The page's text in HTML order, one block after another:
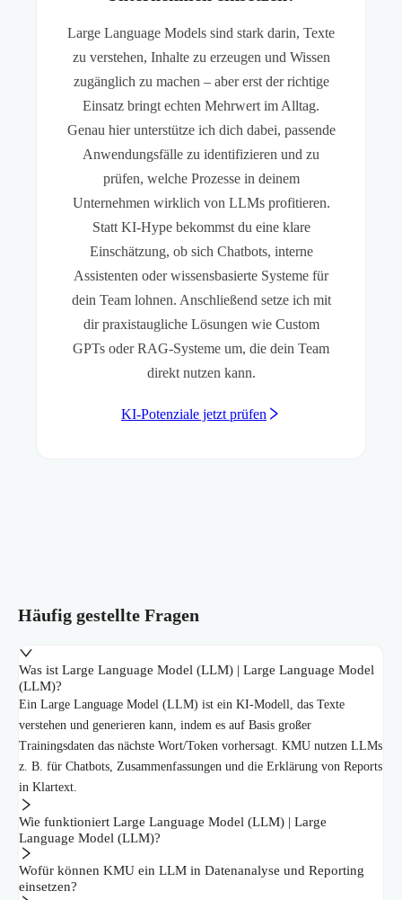
Large Language Models sind stark darin, Texte
zu verstehen, Inhalte zu erzeugen und Wissen
zugänglich zu machen – aber erst der richtige
Einsatz bringt echten Mehrwert im Alltag.
Genau hier unterstütze ich dich dabei, passende
Anwendungsfälle zu identifizieren und zu
prüfen, welche Prozesse in deinem
Unternehmen wirklich von LLMs profitieren.
Statt KI-Hype bekommst du eine klare
Einschätzung, ob sich Chatbots, interne
Assistenten oder wissensbasierte Systeme für
dein Team lohnen. Anschließend setze ich mit
dir praxistaugliche Lösungen wie Custom
GPTs oder RAG-Systeme um, die dein Team
direkt nutzen kann.
KI-Potenziale jetzt prüfen
Häufig gestellte Fragen
Was ist Large Language Model (LLM) | Large Language Model
(LLM)?
Ein Large Language Model (LLM) ist ein KI-Modell, das Texte
verstehen und generieren kann, indem es auf Basis großer
Trainingsdaten das nächste Wort/Token vorhersagt. KMU nutzen LLMs
z. B. für Chatbots, Zusammenfassungen und die Erklärung von Reports
in Klartext.
Wie funktioniert Large Language Model (LLM) | Large
Language Model (LLM)?
Wofür können KMU ein LLM in Datenanalyse und Reporting
einsetzen?